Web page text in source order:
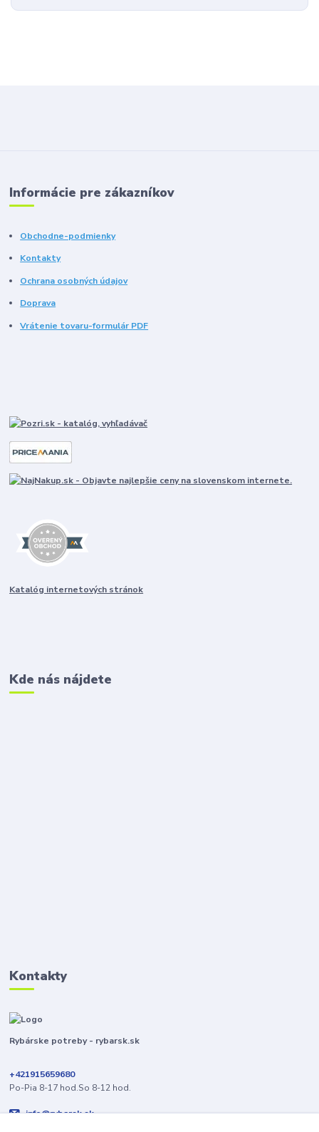
Informácie pre zákazníkov
Obchodne-podmienky
Kontakty
Ochrana osobných údajov
Doprava
Vrátenie tovaru-formulár PDF
Katalóg internetových stránok
Kde nás nájdete
Kontakty
Rybárske potreby - rybarsk.sk
+421915659680
Po-Pia 8-17 hod.So 8-12 hod.
info@rybarsk.sk